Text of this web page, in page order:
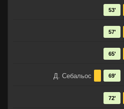
53'
57'
65'
Д. Себальос 69'
72'